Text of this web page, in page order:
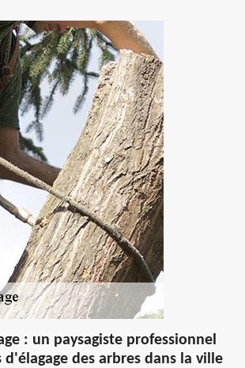
: un paysagiste professionnel
des arbres dans la ville